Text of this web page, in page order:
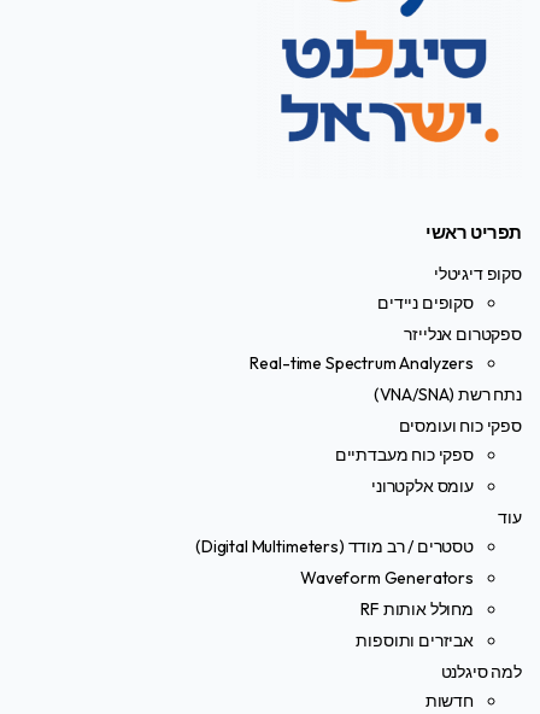
תפריט ראשי
סקופ דיגיטלי
סקופים ניידים
ספקטרום אנלייזר
Real-time Spectrum Analyzers
נתח רשת (VNA/SNA)
ספקי כוח ועומסים
ספקי כוח מעבדתיים
עומס אלקטרוני
עוד
טסטרים / רב מודד (Digital Multimeters)
Waveform Generators
מחולל אותות RF
אביזרים ותוספות
למה סיגלנט
חדשות